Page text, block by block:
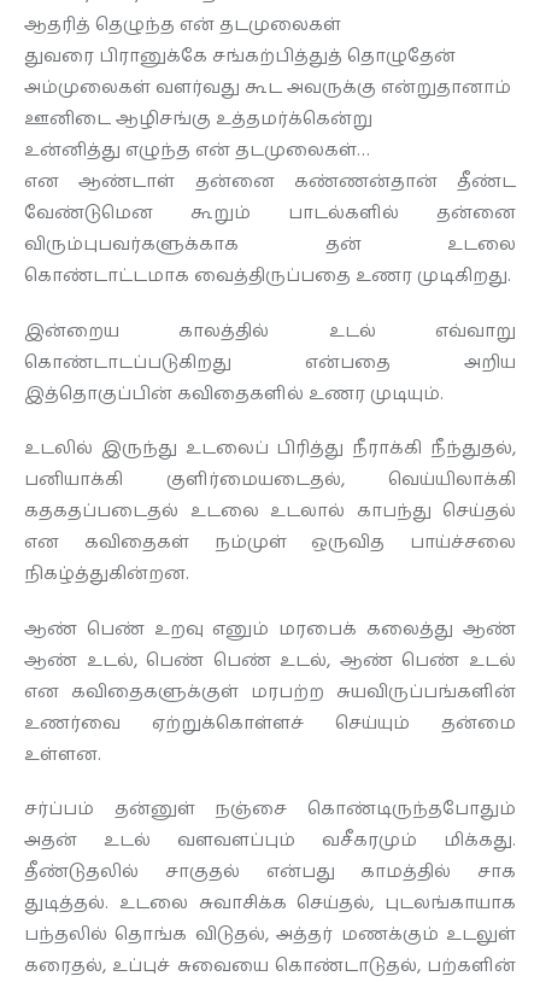
ஆதரித் தெழுந்த என் தடமுலைகள்
துவரை பிரானுக்கே சங்கற்பித்துத் தொழுதேன்
அம்முலைகள் வளர்வது கூட அவருக்கு என்றுதானாம்
ஊனிடை ஆழிசங்கு உத்தமர்க்கென்று
உன்னித்து எழுந்த என் தடமுலைகள்…
என ஆண்டாள் தன்னை கண்ணன்தான் தீண்ட
வேண்டுமென கூறும் பாடல்களில் தன்னை
விரும்புபவர்களுக்காக தன் உடலை
கொண்டாட்டமாக வைத்திருப்பதை உணர முடிகிறது.
இன்றைய காலத்தில் உடல் எவ்வாறு
கொண்டாடப்படுகிறது என்பதை அறிய
இத்தொகுப்பின் கவிதைகளில் உணர முடியும்.
உடலில் இருந்து உடலைப் பிரித்து நீராக்கி நீந்துதல்,
பனியாக்கி குளிர்மையடைதல், வெய்யிலாக்கி
கதகதப்படைதல் உடலை உடலால் காபந்து செய்தல்
என கவிதைகள் நம்முள் ஒருவித பாய்ச்சலை
நிகழ்த்துகின்றன.
ஆண் பெண் உறவு எனும் மரபைக் கலைத்து ஆண்
ஆண் உடல், பெண் பெண் உடல், ஆண் பெண் உடல்
என கவிதைகளுக்குள் மரபற்ற சுயவிருப்பங்களின்
உணர்வை ஏற்றுக்கொள்ளச் செய்யும் தன்மை
உள்ளன.
சர்ப்பம் தன்னுள் நஞ்சை கொண்டிருந்தபோதும்
அதன் உடல் வளவளப்பும் வசீகரமும் மிக்கது.
தீண்டுதலில் சாகுதல் என்பது காமத்தில் சாக
துடித்தல். உடலை சுவாசிக்க செய்தல், புடலங்காயாக
பந்தலில் தொங்க விடுதல், அத்தர் மணக்கும் உடலுள்
கரைதல், உப்புச் சுவையை கொண்டாடுதல், பற்களின்